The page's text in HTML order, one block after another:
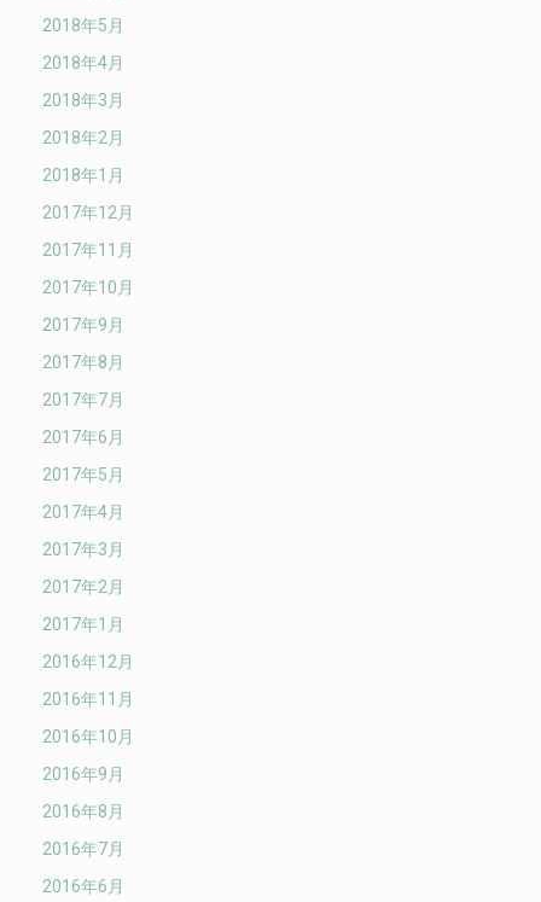
2018年5月
2018年4月
2018年3月
2018年2月
2018年1月
2017年12月
2017年11月
2017年10月
2017年9月
2017年8月
2017年7月
2017年6月
2017年5月
2017年4月
2017年3月
2017年2月
2017年1月
2016年12月
2016年11月
2016年10月
2016年9月
2016年8月
2016年7月
2016年6月